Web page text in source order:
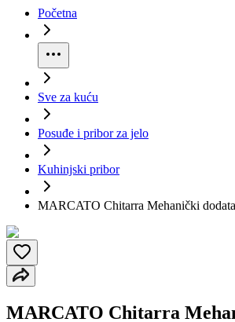
Početna
Sve za kuću
Posuđe i pribor za jelo
Kuhinjski pribor
MARCATO Chitarra Mehanički
MARCATO Chitarra